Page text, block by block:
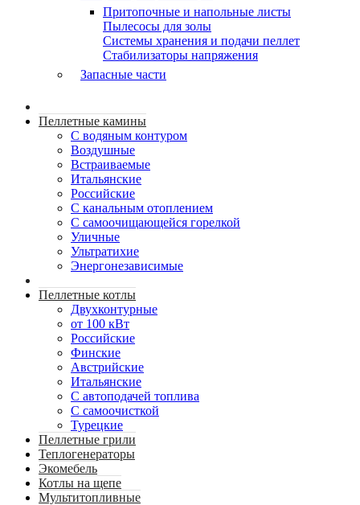
Притопочные и напольные листы
Пылесосы для золы
Системы хранения и подачи пеллет
Стабилизаторы напряжения
Запасные части
Пеллетные камины
C водяным контуром
Воздушные
Встраиваемые
Итальянские
Российские
С канальным отоплением
С самоочищающейся горелкой
Уличные
Ультратихие
Энергонезависимые
Пеллетные котлы
Двухконтурные
от 100 кВт
Российские
Финские
Австрийские
Итальянские
С автоподачей топлива
С самоочисткой
Турецкие
Пеллетные грили
Теплогенераторы
Экомебель
Котлы на щепе
Мультитопливные